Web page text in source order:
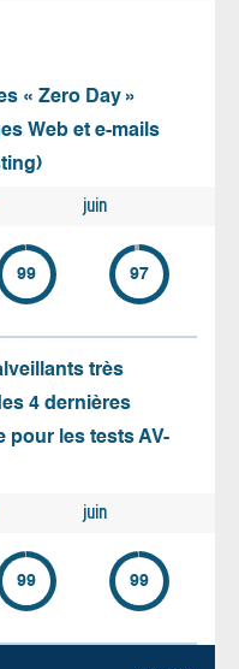
« Zero Day »
Web et e-mails
juin
99 97
très
4 dernières
pour les tests AV-
juin
99 99